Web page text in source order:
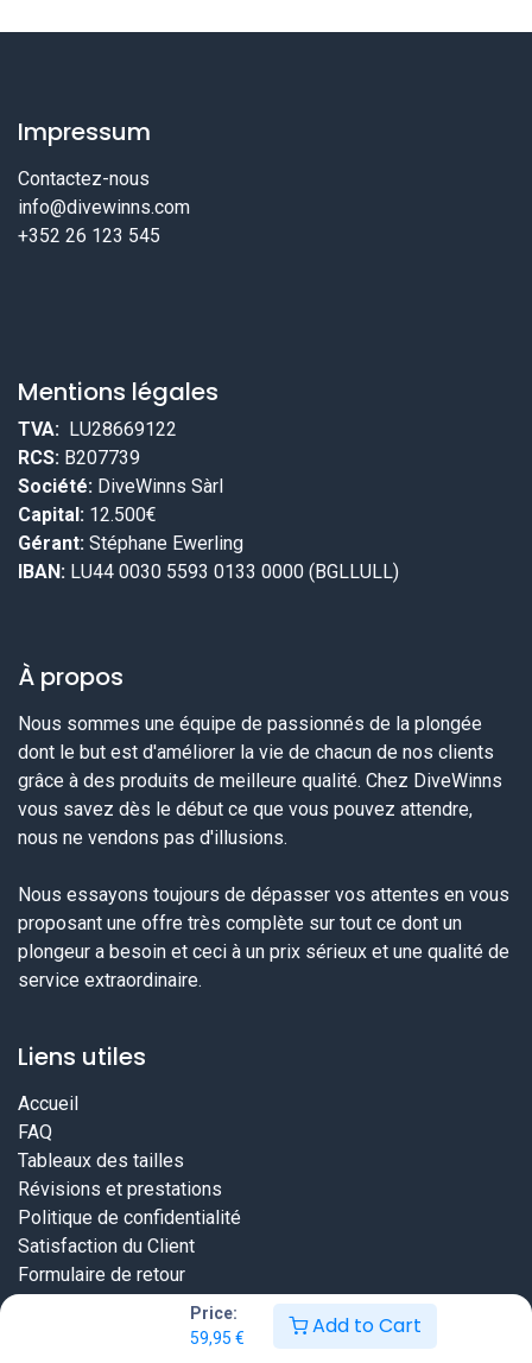
Price:
59,95 € Add to Cart
Impressum
Contactez-nous
info@divewinns.com
+352 26 123 545
Mentions légales
TVA: LU28669122
RCS: B207739
Société: DiveWinns Sàrl
Capital: 12.500€
Gérant: Stéphane Ewerling
IBAN: LU44 0030 5593 0133 0000 (BGLLULL)
À propos
Nous sommes une équipe de passionnés de la plongée
dont le but est d'améliorer la vie de chacun de nos clients
grâce à des produits de meilleure qualité. Chez DiveWinns
vous savez dès le début ce que vous pouvez attendre,
nous ne vendons pas d'illusions.
Nous essayons toujours de dépasser vos attentes en vous
proposant une offre très complète sur tout ce dont un
plongeur a besoin et ceci à un prix sérieux et une qualité de
service extraordinaire.
Liens utiles
Accueil
FAQ
Tableaux des tailles
Révisions et prestations
Politique de confidentialité
Satisfaction du Client
Formulaire de retour